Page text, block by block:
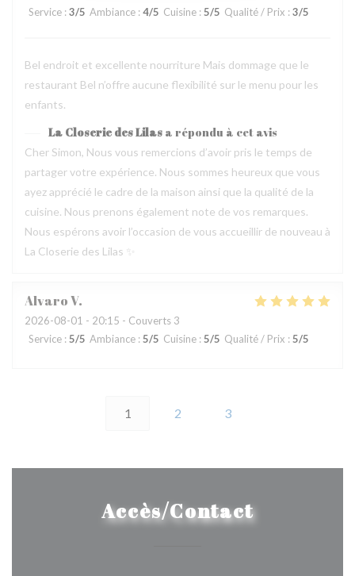
Service : 3/5 Ambiance : 4/5 Cuisine : 5/5 Qualité / Prix : 3/5
Bel endroit et excellente nourriture Mais dommage que le
restaurant Bel n’offre aucune flexibilité sur le menu pour les
enfants.
La Closerie des Lilas a répondu à cet avis
Cher Simon, Nous vous remercions d’avoir pris le temps de
partager votre expérience. Nous sommes heureux que vous
ayez apprécié le cadre de la maison ainsi que la qualité de la
cuisine. Nous prenons également note de vos remarques.
Nous espérons avoir l’occasion de vous accueillir de nouveau à
La Closerie des Lilas ✨
AlvaroV
2026-08-01 - 20:15 - Couverts 3
Service : 5/5 Ambiance : 5/5 Cuisine : 5/5 Qualité / Prix : 5/5
1 2 3
Accès/Contact